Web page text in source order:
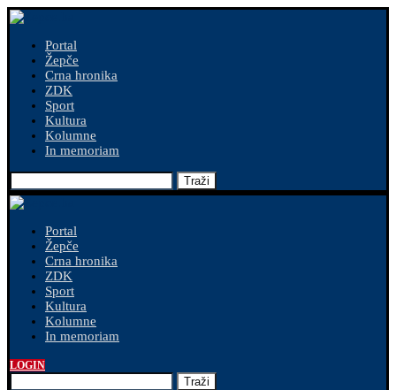
Portal
Žepče
Crna hronika
ZDK
Sport
Kultura
Kolumne
In memoriam
Traži
Portal
Žepče
Crna hronika
ZDK
Sport
Kultura
Kolumne
In memoriam
LOGIN
Traži